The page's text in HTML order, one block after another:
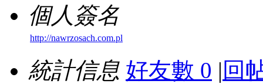
個人簽名
http://nawrzosach.com.pl
統計信息 好友數 0 | 回